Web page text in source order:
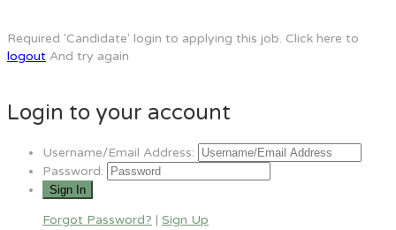
Required 'Candidate' login to applying this job. Click here to
logout And try again
Login to your account
Username/Email Address:
Password:
Forgot Password? | Sign Up